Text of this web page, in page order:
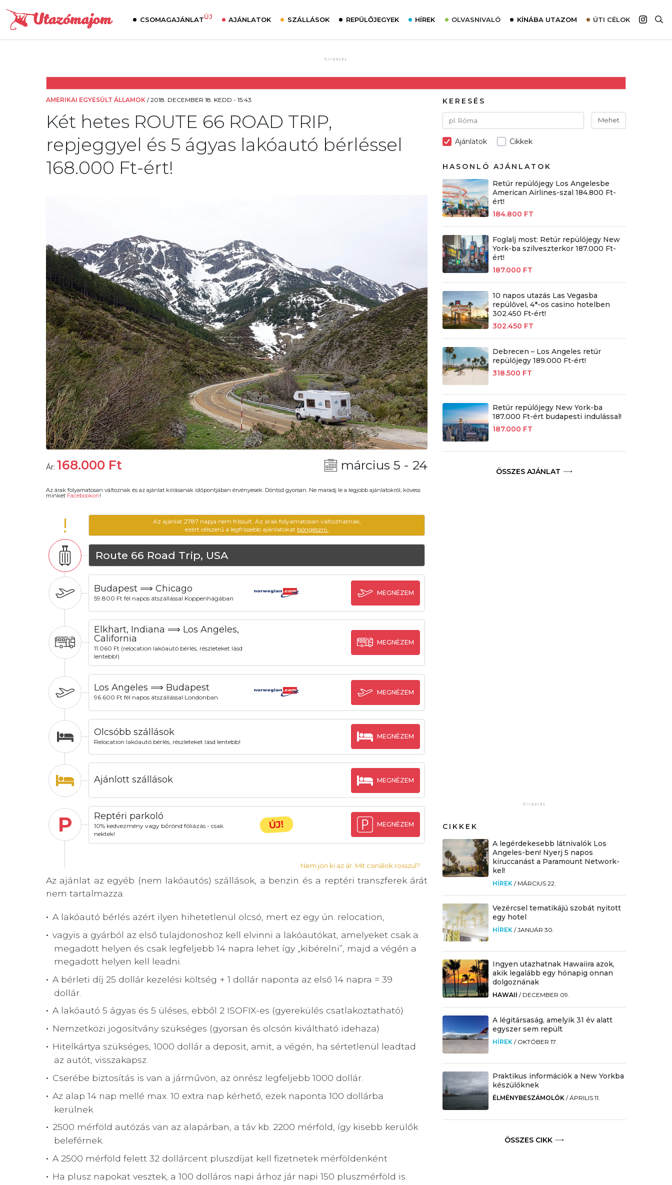
CSOMAGAJÁNLATÚJ AJÁNLATOK SZÁLLÁSOK REPÜLŐJEGYEK HÍREK OLVASNIVALÓ
Utazómajom – CitySIM kártya a világutazóknak
Élménybeszámolók
Szállodalátogatás
Sajtómegjelenések
KÍNÁBA UTAZOM ÚTI CÉLOK
Afrika
AMERIKAI EGYESÜLT ÁLLAMOK /2018. DECEMBER 18. KEDD - 15:43
Két hetes ROUTE 66 ROAD TRIP,
repjeggyel és 5 ágyas lakóautó bérléssel
168.000 Ft-ért!
Ár: 168.000 Ft március 5 - 24
Az árak folyamatosan változnak és az ajánlat kiírásanak időpontjában érvényesek. Döntsd gyorsan. Ne maradj le a legjobb ajánlatokról, kövess
minket Facebookon!
!
Az ajánlat 2787 napja nem frissült. Az árak folyamatosan változhatnak,
ezért célszerű a legfrissebb ajánlatokat böngészni.
Route 66 Road Trip, USA
Budapest ⟹ Chicago
59.800 Ft fél napos átszállással Koppenhágában
MEGNÉZEM
Elkhart, Indiana ⟹ Los Angeles,
California
11.060 Ft (relocation lakóautó bérlés, részleteket lásd
lentebb!)
MEGNÉZEM
Los Angeles ⟹ Budapest
96.600 Ft fél napos átszállással Londonban
MEGNÉZEM
Olcsóbb szállások
Relocation lakóautó bérlés, részleteket lásd lentebb!
MEGNÉZEM
Ajánlott szállások MEGNÉZEM
P Reptéri parkoló
10% kedvezmény vagy bőrönd fóliázás - csak
nektek!
ÚJ! MEGNÉZEM
Nem jön ki az ár. Mit csinálok rosszul?
Az ajánlat az egyéb (nem lakóautós) szállások, a benzin és a reptéri transzferek árát
nem tartalmazza.
A lakóautó bérlés azért ilyen hihetetlenül olcsó, mert ez egy ún. relocation,
vagyis a gyárból az első tulajdonoshoz kell elvinni a lakóautókat, amelyeket csak a
megadott helyen és csak legfeljebb 14 napra lehet így „kibérelni”, majd a végén a
megadott helyen kell leadni.
A bérleti díj 25 dollár kezelési költség + 1 dollár naponta az első 14 napra = 39
dollár.
A lakóautó 5 ágyas és 5 üléses, ebből 2 ISOFIX-es (gyerekülés csatlakoztatható)
Nemzetközi jogosítvány szükséges (gyorsan és olcsón kiváltható idehaza)
Hitelkártya szükséges, 1000 dollár a deposit, amit, a végén, ha sértetlenül leadtad
az autót, visszakapsz.
Cserébe biztosítás is van a járművön, az önrész legfeljebb 1000 dollár.
Az alap 14 nap mellé max. 10 extra nap kérhető, ezek naponta 100 dollárba
kerülnek
2500 mérföld autózás van az alapárban, a táv kb. 2200 mérföld, így kisebb kerülők
beleférnek.
A 2500 mérföld felett 32 dollárcent pluszdíjat kell fizetnetek mérföldenként
Ha plusz napokat vesztek, a 100 dolláros napi árhoz jár napi 150 pluszmérföld is.
KERESÉS
Mehet
Ajánlatok Cikkek
HASONLÓ AJÁNLATOK
Retúr repülőjegy Los Angelesbe
American Airlines-szal 184.800 Ft-
ért!
184.800 FT
Foglalj most: Retúr repülőjegy New
York-ba szilveszterkor 187.000 Ft-
ért!
187.000 FT
10 napos utazás Las Vegasba
repülővel, 4*-os casino hotelben
302.450 Ft-ért!
302.450 FT
Debrecen – Los Angeles retúr
repülőjegy 189.000 Ft-ért!
318.500 FT
Retúr repülőjegy New York-ba
187.000 Ft-ért budapesti indulással!
187.000 FT
ÖSSZES AJÁNLAT
CIKKEK
A legérdekesebb látnivalók Los
Angeles-ben! Nyerj 5 napos
kiruccanást a Paramount Network-
kel!
HÍREK / MÁRCIUS 22.
Vezércsel tematikájú szobát nyitott
egy hotel
HÍREK /JANUÁR 30.
Ingyen utazhatnak Hawaiira azok,
akik legalább egy hónapig onnan
dolgoznának
HAWAII / DECEMBER 09.
A légitársaság, amelyik 31 év alatt
egyszer sem repült
HÍREK / OKTÓBER 17.
Praktikus információk a New Yorkba
készülőknek
ÉLMÉNYBESZÁMOLÓK /ÁPRILIS 11.
ÖSSZES CIKK